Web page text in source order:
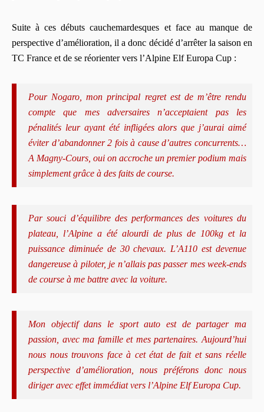
Suiteàces débuts cauchemardesques et face au manque de
perspective d’amélioration, il a donc décidé d’arrêter la saison en
TC France et de se réorienter vers l’Alpine Elf Europa Cup :
Pour Nogaro, mon principal regret est de m’être rendu
compte que mes adversaires n’acceptaient pas les
pénalités leur ayant été infligées alors que j’aurai aimé
éviter d’abandonner 2 foisà cause d’autres concurrents…
A Magny-Cours, oui on accroche un premier podium mais
simplement grâce à des faits de course.
Par souci d’équilibredes performances des voitures du
plateau, l’Alpine a été alourdi de plus de 100kg et la
puissance diminuée de 30 chevaux. L’A110 est devenue
dangereuseà piloter, je n’allais pas passer mes week-ends
de course à me battre avec la voiture.
Mon objectif dans le sport auto est de partager ma
passion, avec ma famille et mes partenaires. Aujourd’hui
nous nous trouvons faceà cet état de fait et sans réelle
perspective d’amélioration, nous préférons donc nous
diriger avec effet immédiat vers l’Alpine Elf Europa Cup.